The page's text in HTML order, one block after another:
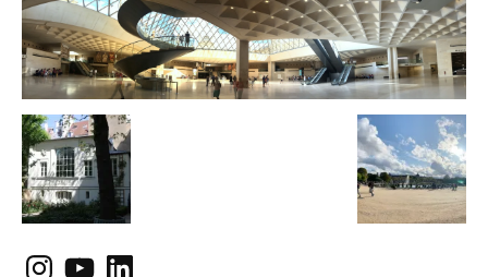
Instagram
YouTubeLinkedIn